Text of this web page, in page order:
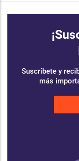
Suscríbete y
más